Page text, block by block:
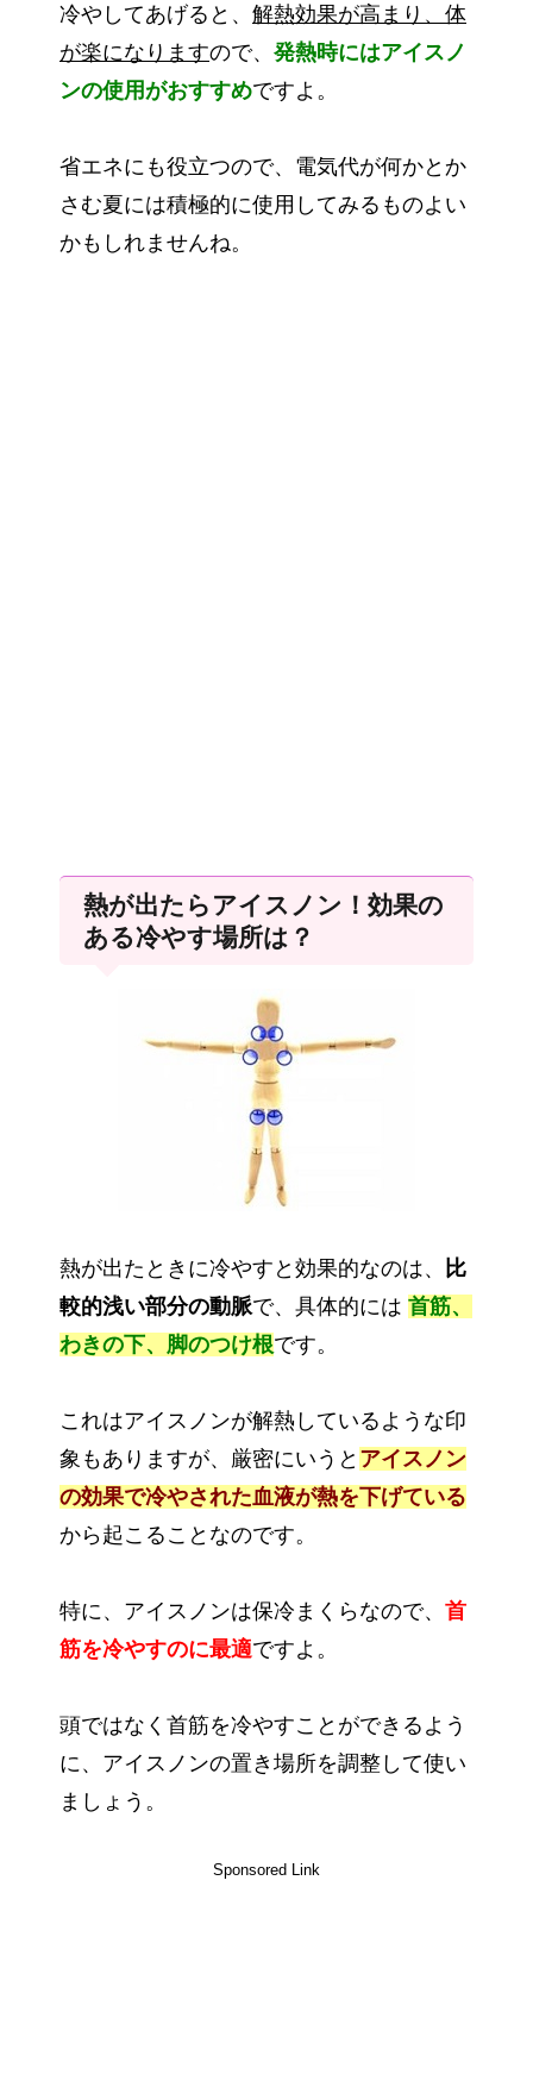
冷やしてあげると、 解熱効果が高まり、体
が楽になりますので、 発熱時にはアイスノ
ンの使用がおすすめですよ。
省エネにも役立つので、電気代が何かとか
さむ夏には積極的に使用してみるものよい
かもしれませんね。
熱が出たらアイスノン！効果の
ある冷やす場所は？
熱が出たときに冷やすと効果的なのは、
比
較的浅い部分の動脈で、具体的には 首筋、
わきの下、脚のつけ根です。
これはアイスノンが解熱しているような印
象もありますが、厳密にいうと アイスノン
の効果で冷やされた血液が熱を下げている
から起こることなのです。
特に、アイスノンは保冷まくらなので、 首
筋を冷やすのに最適ですよ。
頭ではなく首筋を冷やすことができるよう
に、アイスノンの置き場所を調整して使い
ましょう。
Sponsored Link